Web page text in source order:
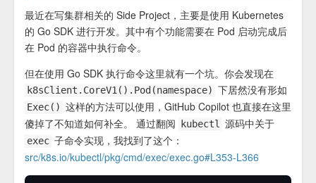
最近在写集群相关的 Side Project，主要是使用 Kubernetes
的 Go SDK 进行开发。其中有个功能需要在 Pod 启动完成后
在 Pod 的容器中执行命令。
但在使用 Go SDK 执行命令这里就有一个坑。你会发现在
k8sClient.CoreV1().Pod(namespace) 下居然没有形如
Exec() 这样的方法可以使用，GitHub Copilot 也直接在这里
傻掉了不知道如何补全。 通过翻阅
kubectl 源码中关于
exec 子命令实现，我找到了这个：
src/k8s.io/kubectl/pkg/cmd/exec/exec.go#L353-L366